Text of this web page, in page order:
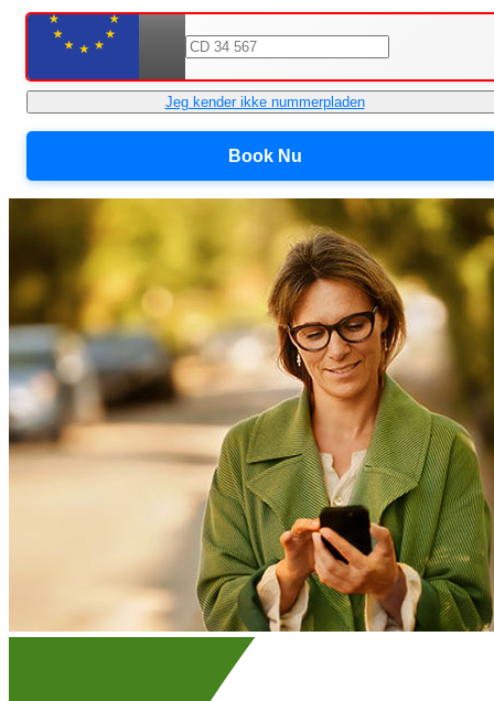
Jeg kender ikke nummerpladen
Book Nu